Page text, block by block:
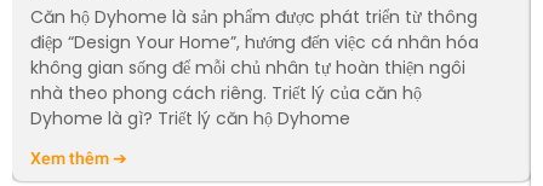
Căn hộ Dyhome là sản phẩm được phát triển từ thông
điệp “Design Your Home”, hướng đến việc cá nhân hóa
không gian sống để mỗi chủ nhân tự hoàn thiện ngôi
nhà theo phong cách riêng. Triết lý của căn hộ
Dyhome là gì? Triết lý căn hộ Dyhome
Xem thêm ➔